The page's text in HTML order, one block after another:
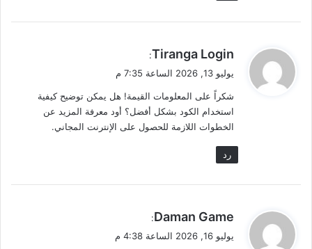
ي
ل
Tiranga Login
:
يوليو 13, 2026 الساعة 7:35 م
شكراً على المعلومات القيمة! هل يمكن توضيح كيفية
استخدام الكود بشكل أفضل؟ أود معرفة المزيد عن
الخطوات اللازمة للحصول على الإنترنت المجاني.
رد
يDaman Game
:
يوليو 16, 2026 الساعة 4:38 م